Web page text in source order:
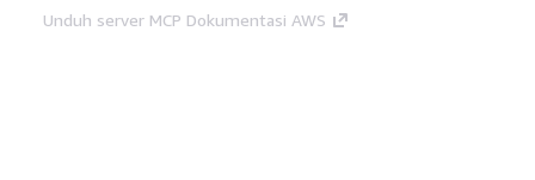
Unduh server MCP Dokumentasi AWS